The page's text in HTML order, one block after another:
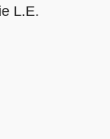
L.E.